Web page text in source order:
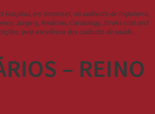
em Somerset, no sudoeste de Inglaterra,
Surgery, Medicine, Cardiology, Stroke Unit and
pela excelência dos cuidados de saúde…
– REINO